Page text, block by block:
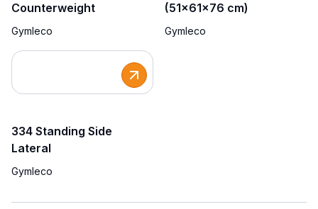
Counterweight
Gymleco
(51x61x76 cm)
Gymleco
334 Standing Side
Lateral
Gymleco